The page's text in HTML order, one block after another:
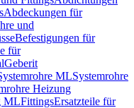
Abdeckungen für
und
Befestigungen für
für
Geberit
MLSystemrohre
Heizung
MLFittingsErsatzteile für